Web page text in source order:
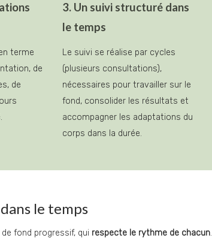
terme
de
de
3. Un suivi structuré dans
le temps
Le suivi se réalise par cycles
(plusieurs consultations),
nécessaires pour travailler sur le
fond, consolider les résultats et
accompagner les adaptations du
corps dans la durée.
le temps
fond progressif, qui respecte le rythme de chacun.